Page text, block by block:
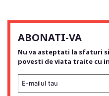
ABONATI-VA
Nu va asteptati la sfaturi
povesti de viata traite cu